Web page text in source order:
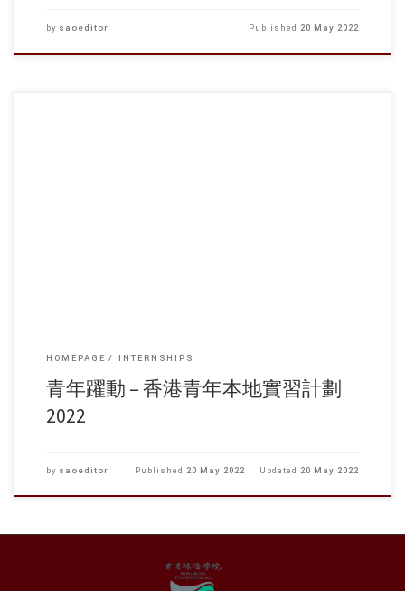
by saoeditor Published 20 May 2022
HOMEPAGE INTERNSHIPS
青年躍動 – 香港青年本地實習計劃
2022
by saoeditor Published 20 May 2022 Updated 20 May 2022